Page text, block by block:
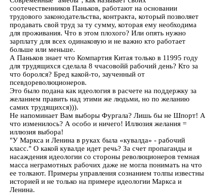
соотечественников Паньков, работают на основании
трудового законодательства, контракта, который позволяет
продавать свой труд за ту сумму, которая ему необходима
для проживания. Что в этом плохого? Или опять нужно
зарплату для всех одинаковую и не важно кто работает
больше или меньше.
А Паньков знает что Компартия Китая только в 11995 году
для трудящихся сделала 8 ччасовойй рабочий день? Кто за
что боролся? Бред какой-то, заученный от
псевдореволюционеров.
Это было подана как идеология в расчете на поддержку за
желанием править над этими же людьми, но по желанию
самих трудящихся))).
Не напоминает Вам выборы Фургала? Лишь бы не Шпорт! А
что изменилось? А особо и ничего! Иллюзия желания =
иллюзия выбора!
"У Маркса и Ленина в руках была «кувалда» - рабочий
класс." О какой кувалде идет речь? За счет пропаганды и
насаждения идеологии со стороны революционеров темная
масса неграмотных рабочих даже не могла понимать на что
ее толкают. Примеры управления сознанием толпы известны
историей и не только на примере идеологии Маркса и
Ленина.